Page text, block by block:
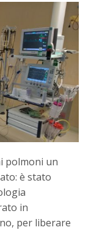
polmoni un
è stato
in
per liberare